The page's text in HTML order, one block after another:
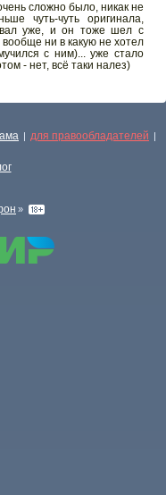
сложно было, никак не
чуть-чуть оригинала,
уже, и он тоже шел с
ни в какую не хотел
с ним)... уже стало
- нет, всё таки налез)
| для правообладателей |
»